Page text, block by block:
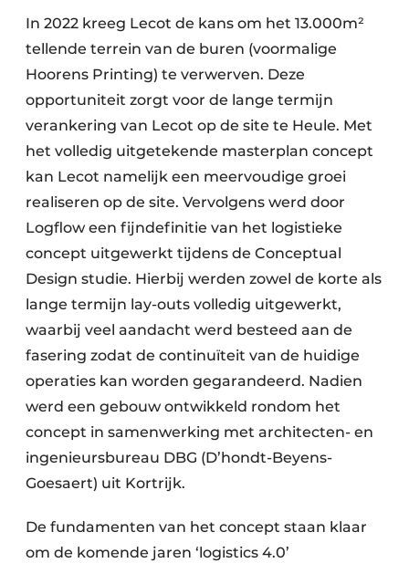
In 2022 kreeg Lecot de kans om het 13.000m²
tellende terrein van de buren (voormalige
Hoorens Printing) te verwerven. Deze
opportuniteit zorgt voor de lange termijn
verankering van Lecot op de site te Heule. Met
het volledig uitgetekende masterplan concept
kan Lecot namelijk een meervoudige groei
realiseren op de site. Vervolgens werd door
Logflow een fijndefinitie van het logistieke
concept uitgewerkt tijdens de Conceptual
Design studie. Hierbij werden zowel de korte als
lange termijn lay-outs volledig uitgewerkt,
waarbij veel aandacht werd besteed aan de
fasering zodat de continuïteit van de huidige
operaties kan worden gegarandeerd. Nadien
werd een gebouw ontwikkeld rondom het
concept in samenwerking met architecten- en
ingenieursbureau DBG (D’hondt-Beyens-
Goesaert) uit Kortrijk.
De fundamenten van het concept staan klaar
om de komende jaren ‘logistics 4.0’